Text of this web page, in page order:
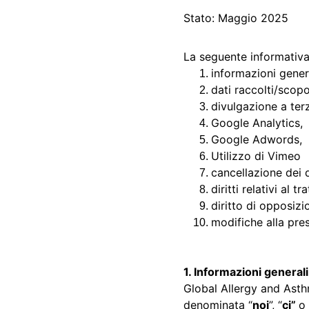
Stato: Maggio 2025
La seguente
informazioni
dati raccolti/
divulgazione a
Google Analytics,
Google Adwords,
Utilizzo di Vimeo
cancellazione dei
diritti relativi al
diritto di
modifiche alla
1. Informazioni generali
Global Allergy and
denominata “noi”, “ci” o